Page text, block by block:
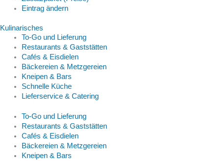
Eintrag ändern
Kulinarisches
To-Go und Lieferung
Restaurants & Gaststätten
Cafés & Eisdielen
Bäckereien & Metzgereien
Kneipen & Bars
Schnelle Küche
Lieferservice & Catering
To-Go und Lieferung
Restaurants & Gaststätten
Cafés & Eisdielen
Bäckereien & Metzgereien
Kneipen & Bars